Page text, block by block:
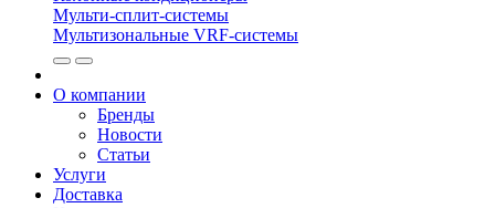
Мульти-сплит-системы
Мультизональные VRF-системы
О компании
Бренды
Новости
Статьи
Услуги
Доставка